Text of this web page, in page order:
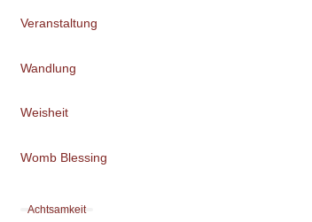
Veranstaltung
Wandlung
Weisheit
Womb Blessing
Achtsamkeit